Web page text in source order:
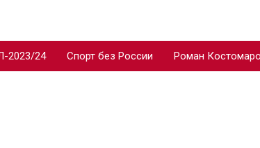
2023/24 Спорт без России Роман